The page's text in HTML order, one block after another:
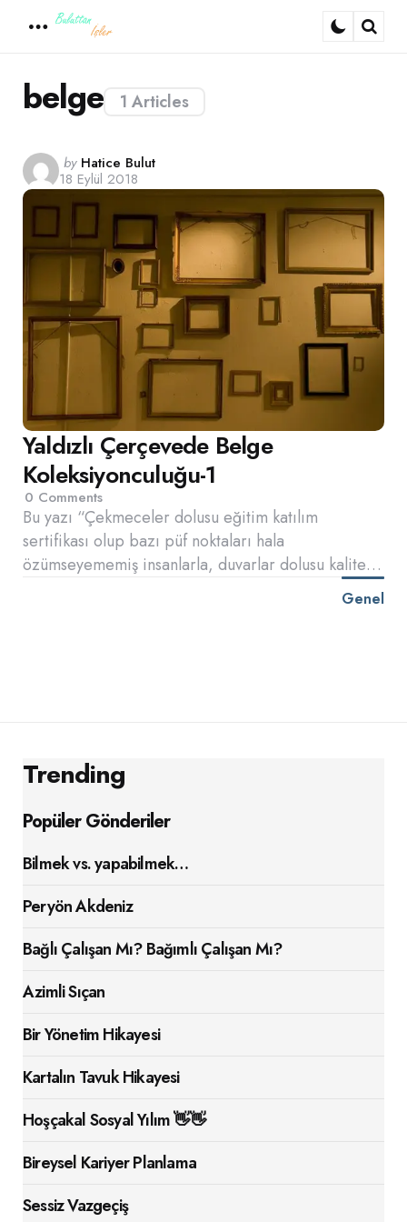
1 Articles
belge
Posted
by
by Hatice Bulut
18 Eylül 2018
Yaldızlı Çerçevede Belge
Koleksiyonculuğu-1
0 Comments
Bu yazı “Çekmeceler dolusu eğitim katılım
sertifikası olup bazı püf noktaları hala
özümseyememiş insanlarla, duvarlar dolusu kalite…
Genel
Trending
Popüler Gönderiler
Bilmek vs. yapabilmek…
Peryön Akdeniz
Bağlı Çalışan Mı? Bağımlı Çalışan Mı?
Azimli Sıçan
Bir Yönetim Hikayesi
Kartalın Tavuk Hikayesi
Hoşçakal Sosyal Yılım 👋👋
Bireysel Kariyer Planlama
Sessiz Vazgeçiş